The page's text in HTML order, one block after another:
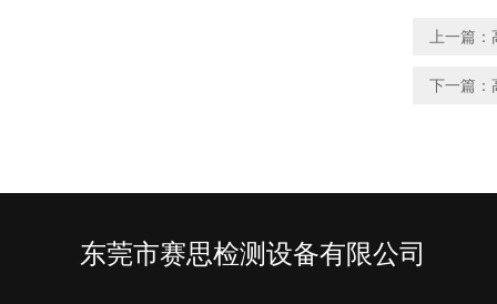
上一篇：
下一篇：
东莞市赛思检测设备有限公司